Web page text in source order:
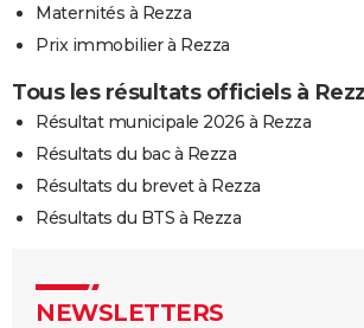
Maternités à Rezza
Prix immobilier à Rezza
Tous les résultats officiels à
Résultat municipale 2026 à Rezza
Résultats du bac à Rezza
Résultats du brevet à Rezza
Résultats du BTS à Rezza
NEWSLETTERS